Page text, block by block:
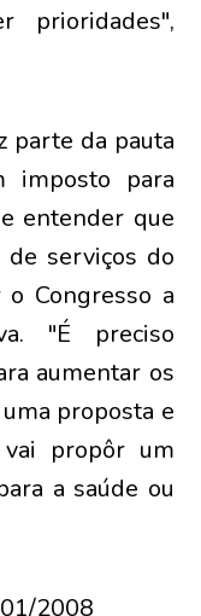
prioridades",
parte da pauta
imposto para
entender que
serviços do
Congresso a
"É preciso
aumentar os
proposta e
propôr um
a saúde ou
2008